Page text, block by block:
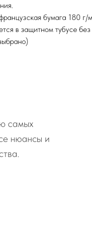
бумага 180 г/
в защитном тубусе
самых
нюансы и